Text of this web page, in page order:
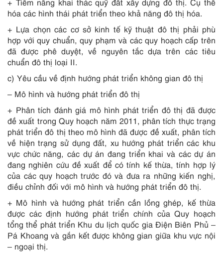
hóa các hình thái phát triển theo khả năng đô thị hóa.
+ Lựa chọn các cơ sở kinh tế kỹ thuật đô thị phải phù
hợp với quy chuẩn, quy phạm và các quy hoạch cấp trên
đã được phê duyệt, về nguyên tắc dựa trên các tiêu
chuẩn đô thị loại II.
c) Yêu cầu về định hướng phát triển không gian đô thị
– Mô hình và hướng phát triển đô thị
+ Phân tích đánh giá mô hình phát triển đô thị đã được
đề xuất trong Quy hoạch năm 2011, phân tích thực trạng
phát triển đô thị theo mô hình đã được đề xuất, phân tích
về hiện trạng sử dụng đất, xu hướng phát triển các khu
vực chức năng, các dự án đang triển khai và các dự án
đang nghiên cứu đề xuất để có tính kế thừa, tính hợp lý
của các quy hoạch trước đó và đưa ra những kiến nghị,
điều chỉnh đối với mô hình và hướng phát triển đô thị.
+ Mô hình và hướng phát triển cần lồng ghép, kế thừa
được các định hướng phát triển chính của Quy hoạch
tổng thể phát triển Khu du lịch quốc gia Điện Biên Phủ –
Pá Khoang và gắn kết được không gian giữa khu vực nội
– ngoại thị.